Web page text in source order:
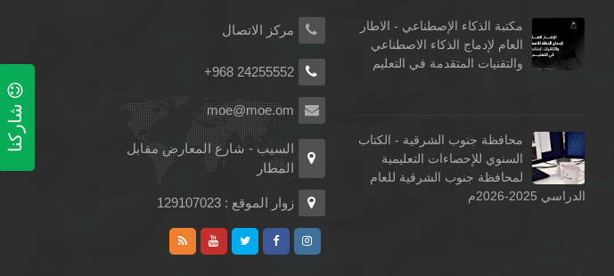
مكتبة الذكاء الإصطناعي - الاطار
العام لإدماج الذكاء الاصطناعي
والتقنيات المتقدمة في التعليم
محافظة جنوب الشرقية - الكتاب
السنوي للإحصاءات التعليمية
لمحافظة جنوب الشرقية للعام
الدراسي 2025-2026م
مركز الاتصال
+968 24255552
moe@moe.om
السيب - شارع المعارض مقابل
المطار
زوار الموقع : 129107023
شاركنا